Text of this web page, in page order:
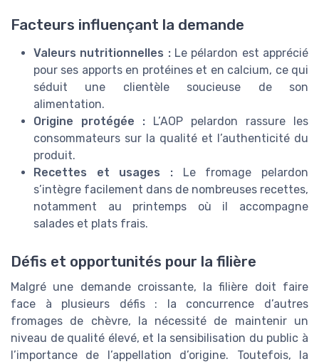
Facteurs influençant la demande
Valeurs nutritionnelles :Le pélardon est apprécié
pour ses apports en protéines et en calcium, ce qui
séduit une clientèle soucieuse de son
alimentation.
Origine protégée : L’AOP pelardon rassure les
consommateurs sur la qualité et l’authenticité du
produit.
Recettes et usages : Le fromage pelardon
s’intègre facilement dans de nombreuses recettes,
notamment au printemps où il accompagne
salades et plats frais.
Défis et opportunités pour la filière
Malgré une demande croissante, la filière doit faire
face à plusieurs défis : la concurrence d’autres
fromages de chèvre, la nécessité de maintenir un
niveau de qualité élevé, et la sensibilisation du public à
l’importance de l’appellation d’origine. Toutefois, la